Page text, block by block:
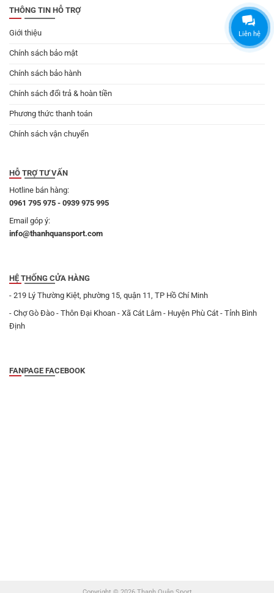
THÔNG TIN HỖ TRỢ
Giới thiệu
Chính sách bảo mật
Chính sách bảo hành
Chính sách đổi trả & hoàn tiền
Phương thức thanh toán
Chính sách vận chuyển
HỖ TRỢ TƯ VẤN
Hotline bán hàng:
0961 795 975 - 0939 975 995
Email góp ý:
info@thanhquansport.com
HỆ THỐNG CỬA HÀNG
- 219 Lý Thường Kiệt, phường 15, quận 11, TP Hồ Chí Minh
- Chợ Gò Đào - Thôn Đại Khoan - Xã Cát Lâm - Huyện Phù Cát - Tỉnh Bình
Định
FANPAGE FACEBOOK
Liên hệ